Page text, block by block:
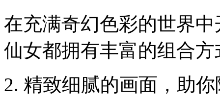
在充满奇幻色彩的世界
仙女都拥有丰富的组合
2. 精致细腻的画面，助